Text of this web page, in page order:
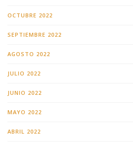
OCTUBRE 2022
SEPTIEMBRE 2022
AGOSTO 2022
JULIO 2022
JUNIO 2022
MAYO 2022
ABRIL 2022